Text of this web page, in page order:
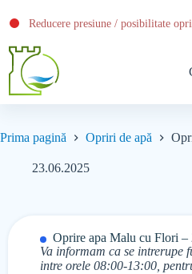
Reducere presiune / posibilitate
Prima pagină Opriri de apă
23.06.2025
Oprire apa Malu cu Flori –
Va informam ca se intrerupe
intre orele 08:00-13:00,